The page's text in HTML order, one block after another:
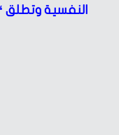
النفسية